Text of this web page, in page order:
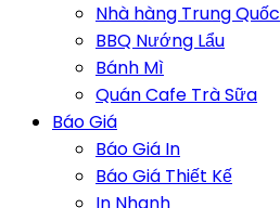
Nhà hàng Trung Quốc
BBQ Nướng Lẩu
Bánh Mì
Quán Cafe Trà Sữa
Báo Giá
Báo Giá In
Báo Giá Thiết Kế